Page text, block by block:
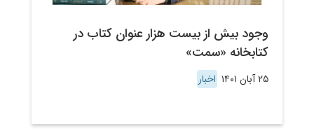
وجود بیش از بیست هزار عنوان کتاب در
کتابخانه «سمت»
۲۵ آبان ۱۴۰۱ اخبار